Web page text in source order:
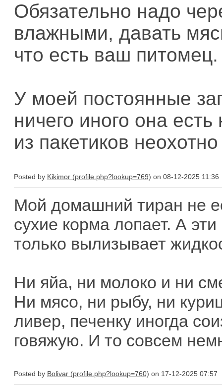
Обязательно надо
влажными, давать
что есть ваш
У моей постоянные
ничего иного она
из пакетиков
Posted by Kikimor on 08-12-2025 11:36
Мой домашний тиран не
сухие корма лопает. А
только вылизывает
Ни яйа, ни молоко и ни
Ни мясо, ни рыбу, ни
ливер, печенку иногда
говяжую. И то совсем
Posted by Bolivar on 17-12-2025 07:57